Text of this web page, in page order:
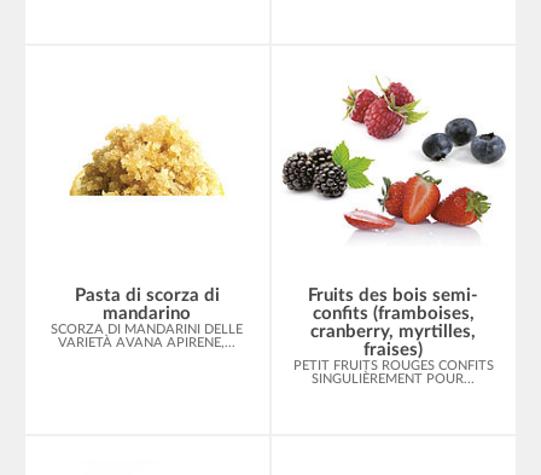
Pasta di scorza di
mandarino
SCORZA DI MANDARINI DELLE
VARIETÀ AVANA APIRENE,...
Fruits des bois semi-
confits (framboises,
cranberry, myrtilles,
fraises)
PETIT FRUITS ROUGES CONFITS
SINGULIÈREMENT POUR...